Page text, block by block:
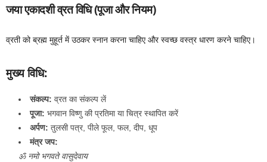
जया एकादशी व्रत विधि (पूजा और नियम)
व्रती को ब्रह्म मुहूर्त में उठकर स्नान करना चाहिए और स्वच्छ वस्त्र धारण करने चाहिए।
मुख्य विधि:
संकल्प: व्रत का संकल्प लें
पूजा: भगवान विष्णु की प्रतिमा या चित्र स्थापित करें
अर्पण: तुलसी पत्र, पीले फूल, फल, दीप, धूप
मंत्र जप:
ॐ नमो भगवते वासुदेवाय